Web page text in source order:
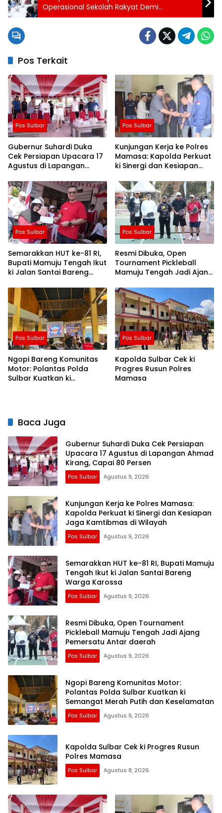
Operasional Sekolah Rakyat Demi
Keselamatan dan Kenyamanan Siswa
Pos Terkait
Pos Sulbar
Gubernur Suhardi Duka
Cek Persiapan Upacara 17
Agustus di Lapangan
Persen
Pos Sulbar
Kunjungan Kerja ke Polres
Mamasa: Kapolda Perkuat
ki Sinergi dan Kesiapan
Wilayah
Pos Sulbar
Semarakkan HUT ke-81 RI,
Bupati Mamuju Tengah Ikut
ki Jalan Santai Bareng
Pos Sulbar
Resmi Dibuka, Open
Tournament Pickleball
Mamuju Tengah Jadi Ajang
Pos Sulbar
Ngopi Bareng Komunitas
Motor: Polantas Polda
Sulbar Kuatkan ki
Pos Sulbar
Kapolda Sulbar Cek ki
Progres Rusun Polres
Mamasa
Baca Juga
Gubernur Suhardi Duka Cek Persiapan
Upacara 17 Agustus di Lapangan Ahmad
Kirang, Capai 80 Persen
Pos Sulbar Agustus 9, 2026
Kunjungan Kerja ke Polres Mamasa:
Kapolda Perkuat ki Sinergi dan Kesiapan
Jaga Kamtibmas di Wilayah
Pos Sulbar Agustus 9, 2026
Semarakkan HUT ke-81 RI, Bupati Mamuju
Tengah Ikut ki Jalan Santai Bareng
Warga Karossa
Pos Sulbar Agustus 9, 2026
Resmi Dibuka, Open Tournament
Pickleball Mamuju Tengah Jadi Ajang
Pemersatu Antar daerah
Pos Sulbar Agustus 9, 2026
Ngopi Bareng Komunitas Motor:
Polantas Polda Sulbar Kuatkan ki
Semangat Merah Putih dan Keselamatan
Pos Sulbar Agustus 9, 2026
Kapolda Sulbar Cek ki Progres Rusun
Polres Mamasa
Pos Sulbar Agustus 8, 2026